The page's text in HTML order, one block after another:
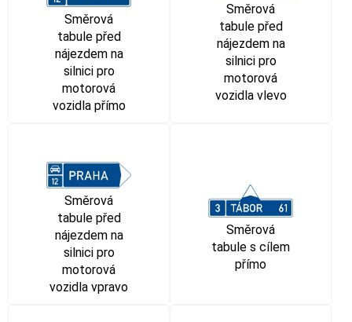
Směrová
tabule před
nájezdem na
silnici pro
motorová
vozidla přímo
Směrová
tabule před
nájezdem na
silnici pro
motorová
vozidla vlevo
Směrová
tabule před
nájezdem na
silnici pro
motorová
vozidla vpravo
Směrová
tabule s cílem
přímo